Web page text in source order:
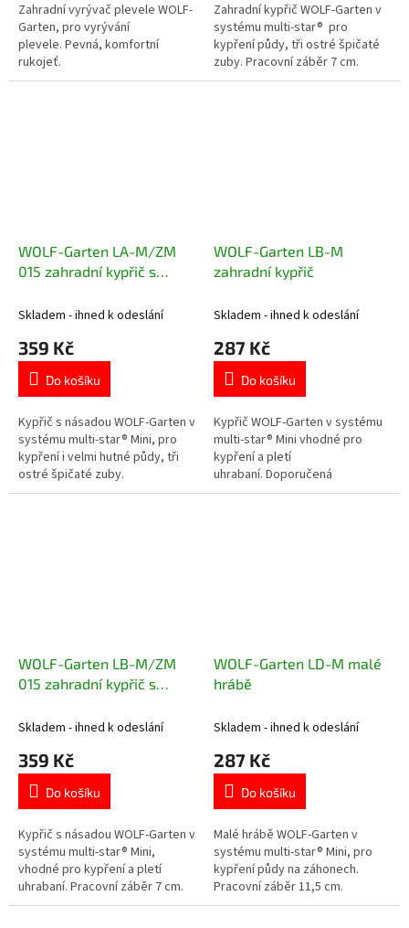
Zahradní vyrývač plevele WOLF-
Garten, pro vyrývání
plevele. Pevná, komfortní
rukojeť.
Zahradní kypřič WOLF-Garten v
systému multi-star® pro
kypření půdy, tři ostré špičaté
zuby. Pracovní záběr 7 cm.
WOLF-Garten LA-M/ZM
015 zahradní kypřič s
Skladem - ihned k odeslání
359 Kč
Do košíku
Kypřič s násadou WOLF-Garten v
systému multi-star® Mini, pro
kypření i velmi hutné půdy, tři
ostré špičaté zuby.
WOLF-Garten LB-M
zahradní kypřič
Skladem - ihned k odeslání
287 Kč
Do košíku
Kypřič WOLF-Garten v systému
multi-star® Mini vhodné pro
kypření a pletí
uhrabaní. Doporučená
násada ZM 015.
WOLF-Garten LB-M/ZM
015 zahradní kypřič s
Skladem - ihned k odeslání
359 Kč
Do košíku
Kypřič s násadou WOLF-Garten v
systému multi-star® Mini,
vhodné pro kypření a pletí
uhrabaní. Pracovní záběr 7 cm.
WOLF-Garten LD-M malé
hrábě
Skladem - ihned k odeslání
287 Kč
Do košíku
Malé hrábě WOLF-Garten v
systému multi-star® Mini, pro
kypření půdy na záhonech.
Pracovní záběr 11,5 cm.